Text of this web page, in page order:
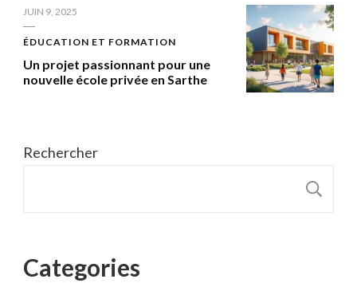
JUIN 9, 2025
ÉDUCATION ET FORMATION
Un projet passionnant pour une
nouvelle école privée en Sarthe
Rechercher
Categories